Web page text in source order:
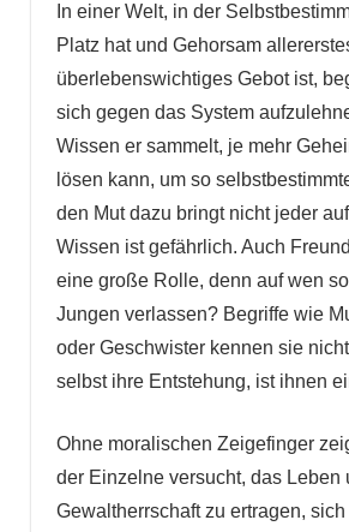
In einer Welt, in der
Platz hat und Gehorsam
überlebenswichtiges Gebot ist,
sich gegen das System
Wissen er sammelt, je mehr
lösen kann, um so
den Mut dazu bringt nicht jeder
Wissen ist gefährlich. Auch
eine große Rolle, denn auf wen
Jungen verlassen? Begriffe wie
oder Geschwister kennen sie
selbst ihre Entstehung, ist ihnen
Ohne moralischen Zeigefinger
der Einzelne versucht, das Leben
Gewaltherrschaft zu ertragen,